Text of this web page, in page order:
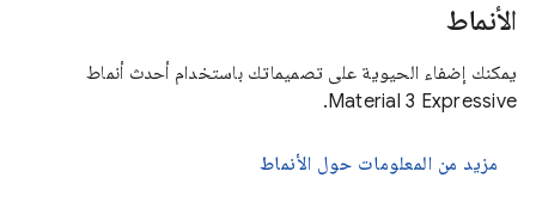
الأنماط
يمكنك إضفاء الحيوية على تصميماتك باستخدام أحدث أنماط
Material 3 Expressive.
مزيد من المعلومات حول الأنماط